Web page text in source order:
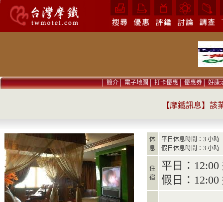
│簡介│電子地圖│打卡優惠│優惠券│好康
【摩鐵訊息】該
休
息
平日休息時間：3 小時
假日休息時間：3 小時
住
宿
平日：12:00
假日：12:00